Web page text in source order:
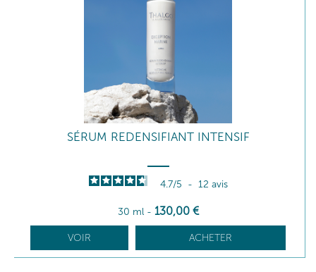
SÉRUM REDENSIFIANT INTENSIF
4.7/5 - 12 avis
30 ml - 130,00 €
VOIR ACHETER